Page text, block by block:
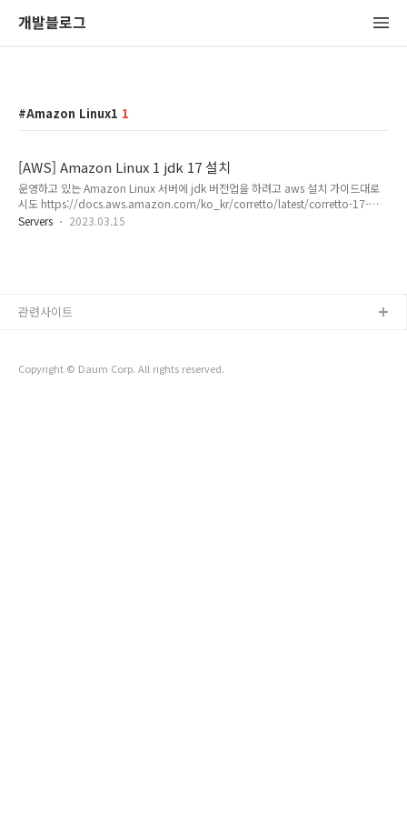
개발블로그
Amazon Linux1 1
[AWS] Amazon Linux 1 jdk 17 설치
운영하고 있는 Amazon Linux 서버에 jdk 버전업을 하려고 aws 설치 가이드대로
시도 https://docs.aws.amazon.com/ko_kr/corretto/latest/corretto-17-
ug/amazon-linux-install.html Amazon Corretto 17 Installation Instructions
Servers 2023.03.15
Copyright © Daum Corp. All rights reserved.
관련사이트